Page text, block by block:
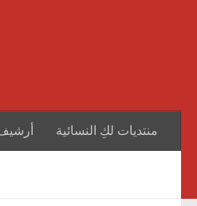
منتديات لكِ النسائية